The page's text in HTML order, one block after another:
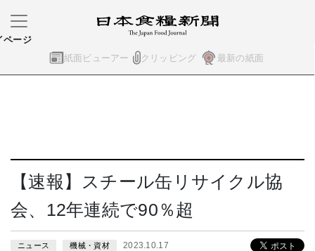
紙面ビューアー クリッピング 最新の紙面
ページ
【速報】スチール缶リサイクル協
会、12年連続で90％超
ニュース 機械・資材 2023.10.17